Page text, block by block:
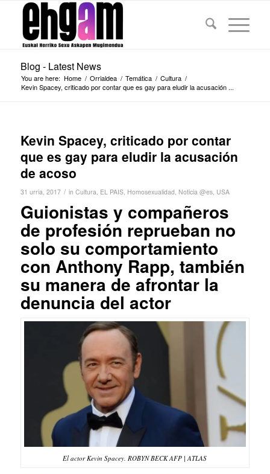
Blog - Latest News
You are here: Home / Orrialdea / Temática / Cultura /
Kevin Spacey, criticado por contar que es gay para eludir la acusación ...
Kevin Spacey, criticado por contar
que es gay para eludir la acusación
de acoso
31 urria, 2017 / in Cultura, EL PAIS, Homosexualidad, Noticia @es, USA
Guionistas y compañeros
de profesión reprueban no
solo su comportamiento
con Anthony Rapp, también
su manera de afrontar la
denuncia del actor
El actor Kevin Spacey. ROBYN BECK AFP | ATLAS